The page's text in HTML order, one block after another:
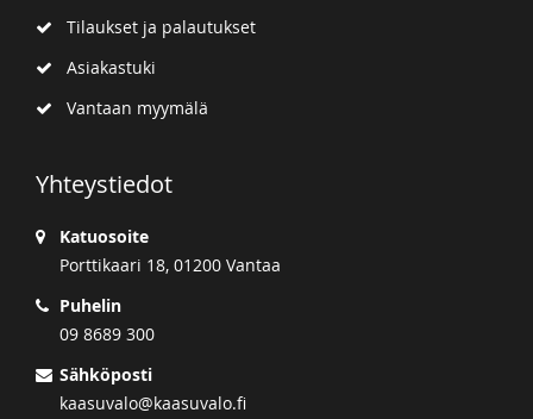
Tilaukset ja palautukset
Asiakastuki
Vantaan myymälä
Yhteystiedot
Katuosoite
Porttikaari 18, 01200 Vantaa
Puhelin
09 8689 300
Sähköposti
kaasuvalo@kaasuvalo.fi